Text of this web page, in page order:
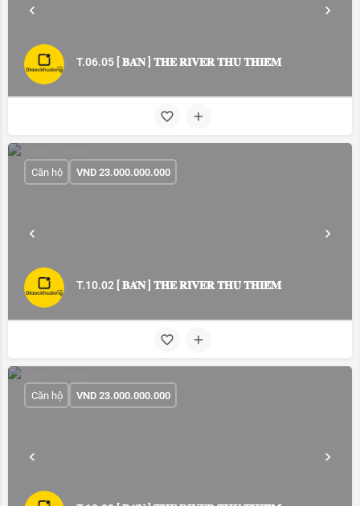
T.06.05 [ 𝐁𝐀́𝐍 ] 𝐓𝐇𝐄 𝐑𝐈𝐕𝐄𝐑 𝐓𝐇𝐔̉ 𝐓𝐇𝐈𝐄̂𝐌
T.10.02 [ 𝐁𝐀́𝐍 ] 𝐓𝐇𝐄 𝐑𝐈𝐕𝐄𝐑 𝐓𝐇𝐔̉ 𝐓𝐇𝐈𝐄̂𝐌
Căn hộ VND 23.000.000.000
Căn hộ VND 23.000.000.000